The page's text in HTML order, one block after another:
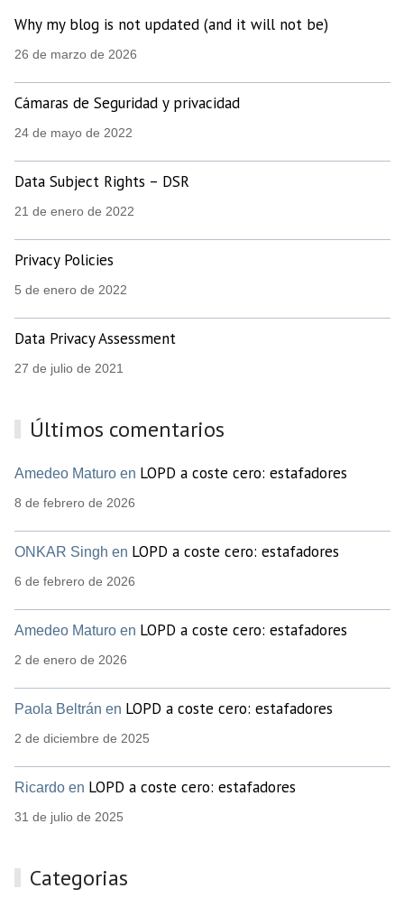
Why my blog is not updated (and it will not be)
26 de marzo de 2026
Cámaras de Seguridad y privacidad
24 de mayo de 2022
Data Subject Rights – DSR
21 de enero de 2022
Privacy Policies
5 de enero de 2022
Data Privacy Assessment
27 de julio de 2021
Últimos comentarios
Amedeo Maturo en LOPD a coste cero: estafadores
8 de febrero de 2026
ONKAR Singh en LOPD a coste cero: estafadores
6 de febrero de 2026
Amedeo Maturo en LOPD a coste cero: estafadores
2 de enero de 2026
Paola Beltrán en LOPD a coste cero: estafadores
2 de diciembre de 2025
Ricardo en LOPD a coste cero: estafadores
31 de julio de 2025
Categorias